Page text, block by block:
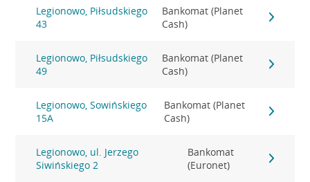
Legionowo, Piłsudskiego
43
Bankomat (Planet
Cash)
Legionowo, Piłsudskiego
49
Bankomat (Planet
Cash)
Legionowo, Sowińskiego
15A
Bankomat (Planet
Cash)
Legionowo, ul. Jerzego
Siwińskiego 2
Bankomat
(Euronet)